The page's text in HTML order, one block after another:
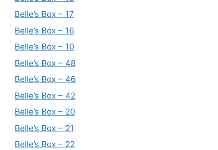
Belle’s Box – 17
Belle’s Box – 16
Belle’s Box – 10
Belle’s Box – 48
Belle’s Box – 46
Belle’s Box – 42
Belle’s Box – 20
Belle’s Box – 21
Belle’s Box – 22